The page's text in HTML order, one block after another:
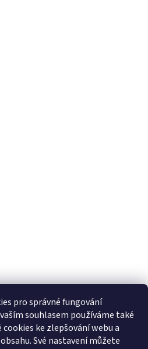
pro správné fungování
souhlasem používáme také
ke zlepšování webu a
Své nastavení můžete